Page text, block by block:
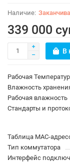
339 000
В
Рабочая
Влажность
Рабочая влажность
Стандарты и
Таблица MAC-
Тип коммутатора
Интерфейс